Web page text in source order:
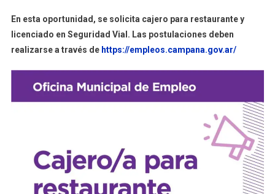
En esta oportunidad, se solicita cajero para restaurante y
licenciado en Seguridad Vial. Las postulaciones deben
realizarse a través de https://empleos.campana.gov.ar/